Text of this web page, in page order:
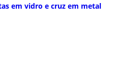
em vidro e cruz em metal